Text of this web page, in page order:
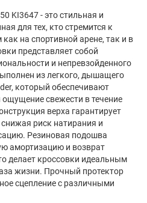
KI3647 - это стильная и
для тех, кто стремится к
на спортивной арене, так и в
представляет собой
и непревзойденного
из легкого, дышащего
который обеспечивают
свежести в течение
верха гарантирует
риск натирания и
Резиновая подошва
амортизацию и возврат
делает кроссовки идеальным
жизни. Прочный протектор
сцепление с различными